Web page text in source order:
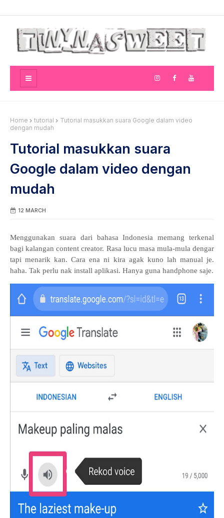
Home tutorial
Tutorial masukkan suara Google dalam video
dengan mudah
Tutorial masukkan suara
Google dalam video dengan
mudah
12 MARCH
Menggunakan suara dari bahasa Indonesia memang terkenal
bagi kalangan content creator. Rasa lucu masa mula-mula dengar
tapi menarik kan. Cara ena ni kira agak kuno lah manual je.
haha. Tak perlu nak install aplikasi. Hanya guna handphone saje.